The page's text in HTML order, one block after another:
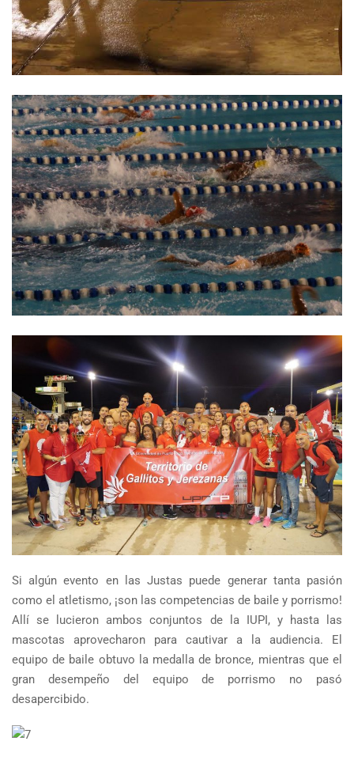
Si algún evento en las Justas puede generar tanta pasión
como el atletismo, ¡son las competencias de baile y porrismo!
Allí se lucieron ambos conjuntos de la IUPI, y hasta las
mascotas aprovecharon para cautivar a la audiencia. El
equipo de baile obtuvo la medalla de bronce, mientras que el
gran desempeño del equipo de porrismo no pasó
desapercibido.